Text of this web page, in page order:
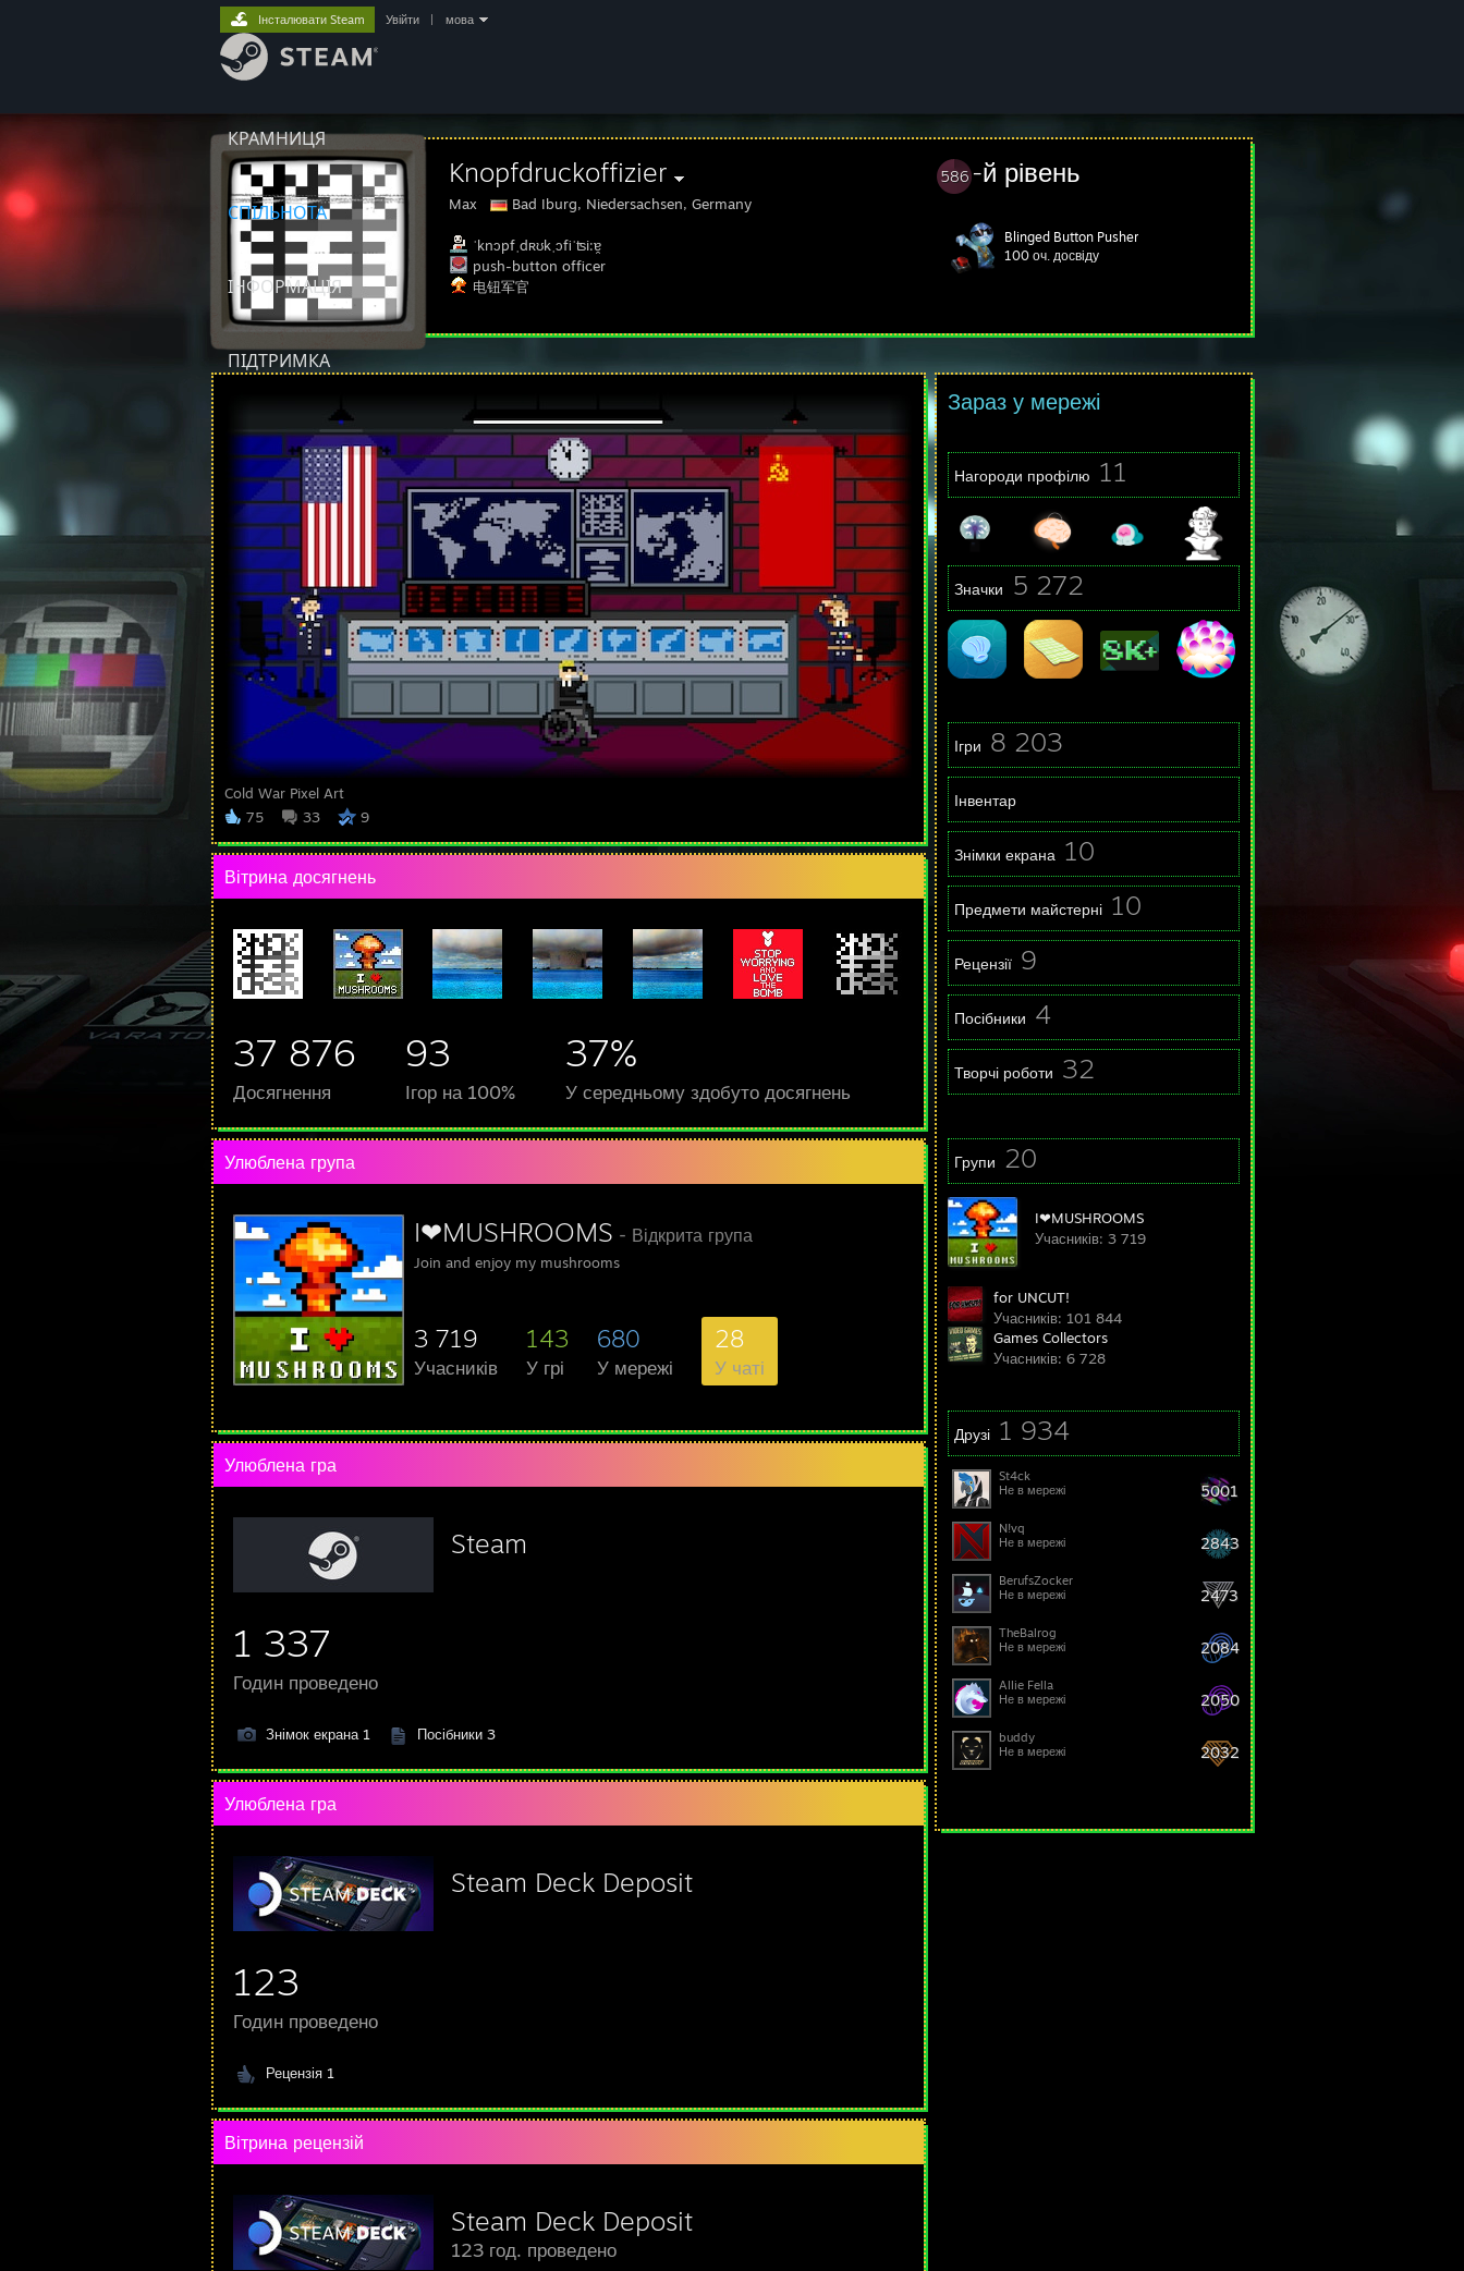
КРАМНИЦЯ
СПІЛЬНОТА
ІНФОРМАЦІЯ
ПІДТРИМКА
Інсталювати Steam Увійти мова
Knopfdruckoffizier
Max Bad Iburg, Niedersachsen, Germany
ˈknɔpfˌdʀʊkˌɔfiˈʦi:ɐ̯
push-button officer
电钮军官
586 -й рівень
Blinged Button Pusher
100 оч. досвіду
Зараз у мережі
Нагороди профілю 11
Значки 5 272
Ігри 8 203
Інвентар
Знімки екрана 10
Предмети майстерні 10
Рецензії 9
Посібники 4
Творчі роботи 32
Групи 20
I❤MUSHROOMS
Учасників: 3 719
for UNCUT!
Учасників: 101 844
Games Collectors
Учасників: 6 728
Друзі 1 934
5001
St4ck
Не в мережі
2843
N!vq
Не в мережі
2473
BerufsZocker
Не в мережі
2084
TheBalrog
Не в мережі
2050
Allie Fella
Не в мережі
2032
buddy
Не в мережі
Cold War Pixel Art
75
33 9
Вітрина досягнень
37 876
Досягнення
93
Ігор на 100%
37%
У середньому здобуто досягнень
Улюблена група
I❤MUSHROOMS - Відкрита група
Join and enjoy my mushrooms
3 719
Учасників
143
У грі
680
У мережі
28
У чаті
Улюблена гра
Steam
1 337
Годин проведено
Знімок екрана 1 Посібники 3
Улюблена гра
Steam Deck Deposit
123
Годин проведено
Рецензія 1
Вітрина рецензій
Steam Deck Deposit
123 год. проведено